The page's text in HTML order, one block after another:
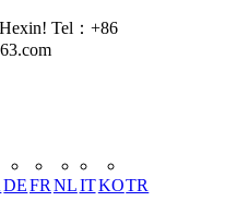
Tel：+86
DEFR NLITKOTR